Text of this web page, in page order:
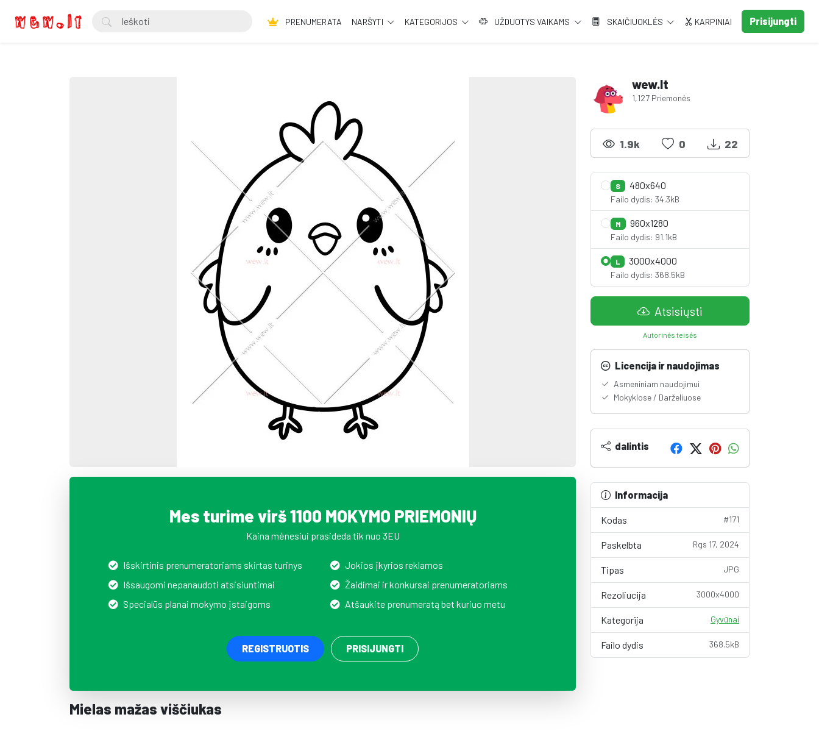
PRENUMERATA NARŠYTI KATEGORIJOS UŽDUOTYS VAIKAMS SKAIČIUOKLĖS KARPINIAI Prisijungti
Mes turime virš 1100 MOKYMO PRIEMONIŲ
Kaina mėnesiui prasideda tik nuo 3EU
Išskirtinis prenumeratoriams skirtas turinys
Išsaugomi nepanaudoti atsisiuntimai
Specialūs planai mokymo įstaigoms
Jokios įkyrios reklamos
Žaidimai ir konkursai prenumeratoriams
Atšaukite prenumeratą bet kuriuo metu
REGISTRUOTIS PRISIJUNGTI
Mielas mažas viščiukas
wew.lt
1,127 Priemonės
1.9k 0 22
S 480x640
Failo dydis: 34.3kB
M 960x1280
Failo dydis: 91.1kB
L 3000x4000
Failo dydis: 368.5kB
Atsisiųsti
Autorinės teisės
Licencija ir naudojimas
Asmeniniam naudojimui
Mokyklose / Darželiuose
dalintis
Informacija
Kodas #171
Paskelbta Rgs 17, 2024
Tipas JPG
Rezoliucija 3000x4000
Kategorija Gyvūnai
Failo dydis 368.5kB